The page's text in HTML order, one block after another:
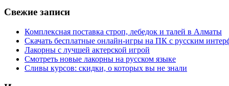
Свежие записи
Комплексная поставка строп, лебедок и талей в Алматы
Скачать бесплатные онлайн-игры на ПК с русским
Лакорны с лучшей актерской игрой
Смотреть новые лакорны на русском языке
Сливы курсов: скидки, о которых вы не знали